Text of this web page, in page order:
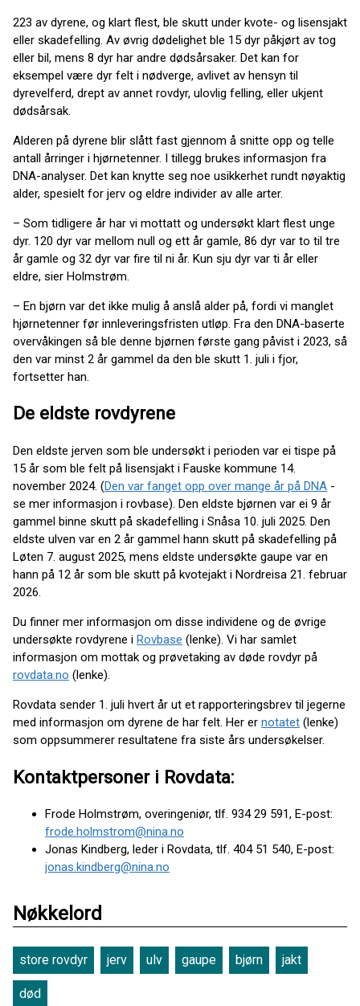
223 av dyrene, og klart flest, ble skutt under kvote- og lisensjakt
eller skadefelling. Av øvrig dødelighet ble 15 dyr påkjørt av tog
eller bil, mens 8 dyr har andre dødsårsaker. Det kan for
eksempel være dyr felt i nødverge, avlivet av hensyn til
dyrevelferd, drept av annet rovdyr, ulovlig felling, eller ukjent
dødsårsak.
Alderen på dyrene blir slått fast gjennom å snitte opp og telle
antall årringer i hjørnetenner. I tillegg brukes informasjon fra
DNA-analyser. Det kan knytte seg noe usikkerhet rundt nøyaktig
alder, spesielt for jerv og eldre individer av alle arter.
– Som tidligere år har vi mottatt og undersøkt klart flest unge
dyr. 120 dyr var mellom null og ett år gamle, 86 dyr var to til tre
år gamle og 32 dyr var fire til ni år. Kun sju dyr var ti år eller
eldre, sier Holmstrøm.
– En bjørn var det ikke mulig å anslå alder på, fordi vi manglet
hjørnetenner før innleveringsfristen utløp. Fra den DNA-baserte
overvåkingen så ble denne bjørnen første gang påvist i 2023, så
den var minst 2 år gammel da den ble skutt 1. juli i fjor,
fortsetter han.
De eldste rovdyrene
Den eldste jerven som ble undersøkt i perioden var ei tispe på
15 år som ble felt på lisensjakt i Fauske kommune 14.
november 2024. (Den var fanget opp over mange år på DNA -
se mer informasjon i rovbase). Den eldste bjørnen var ei 9 år
gammel binne skutt på skadefelling i Snåsa 10. juli 2025. Den
eldste ulven var en 2 år gammel hann skutt på skadefelling på
Løten 7. august 2025, mens eldste undersøkte gaupe var en
hann på 12 år som ble skutt på kvotejakt i Nordreisa 21. februar
2026.
Du finner mer informasjon om disse individene og de øvrige
undersøkte rovdyrene i Rovbase (lenke). Vi har samlet
informasjon om mottak og prøvetaking av døde rovdyr på
rovdata.no (lenke).
Rovdata sender 1. juli hvert år ut et rapporteringsbrev til jegerne
med informasjon om dyrene de har felt. Her er notatet (lenke)
som oppsummerer resultatene fra siste års undersøkelser.
Kontaktpersoner i Rovdata:
Frode Holmstrøm, overingeniør, tlf. 934 29 591, E-post:
frode.holmstrom@nina.no
Jonas Kindberg, leder i Rovdata, tlf. 404 51 540, E-post:
jonas.kindberg@nina.no
Nøkkelord
store rovdyr jerv ulv gaupe bjørn jakt
død